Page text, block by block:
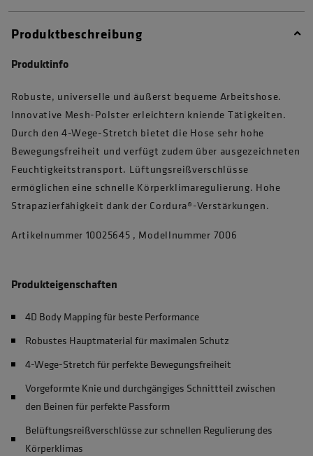
Produktbeschreibung
Produktinfo
Robuste, universelle und äußerst bequeme Arbeitshose.
Innovative Mesh-Polster erleichtern kniende Tätigkeiten.
Durch den 4-Wege-Stretch bietet die Hose sehr hohe
Bewegungsfreiheit und verfügt zudem über ausgezeichneten
Feuchtigkeitstransport. Lüftungsreißverschlüsse
ermöglichen eine schnelle Körperklimaregulierung. Hohe
Strapazierfähigkeit dank der Cordura®-Verstärkungen.
Artikelnummer 10025645 , Modellnummer 7006
Produkteigenschaften
4D Body Mapping für beste Performance
Robustes Hauptmaterial für maximalen Schutz
4-Wege-Stretch für perfekte Bewegungsfreiheit
Vorgeformte Knie und durchgängiges Schnittteil zwischen
den Beinen für perfekte Passform
Belüftungsreißverschlüsse zur schnellen Regulierung des
Körperklimas